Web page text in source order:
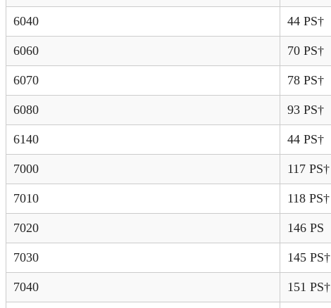
6040 44 PS†
6060 70 PS†
6070 78 PS†
6080 93 PS†
6140 44 PS†
7000 117 PS†
7010 118 PS†
7020 146 PS
7030 145 PS†
7040 151 PS†